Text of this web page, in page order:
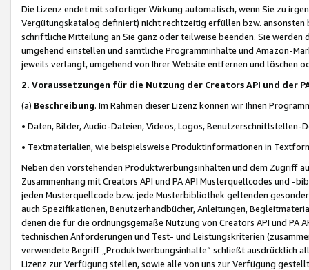
Die Lizenz endet mit sofortiger Wirkung automatisch, wenn Sie zu
Vergütungskatalog definiert) nicht rechtzeitig erfüllen bzw. ansonsten
schriftliche Mitteilung an Sie ganz oder teilweise beenden. Sie werden
umgehend einstellen und sämtliche Programminhalte und Amazon-
jeweils verlangt, umgehend von Ihrer Website entfernen und löschen
2. Voraussetzungen für die Nutzung der Creators API und der
(a) Beschreibung. Im Rahmen dieser Lizenz können wir Ihnen
• Daten, Bilder, Audio-Dateien, Videos, Logos, Benutzerschnittstellen-
• Textmaterialien, wie beispielsweise Produktinformationen in
Neben den vorstehenden Produktwerbungsinhalten und dem Zugriff
Zusammenhang mit Creators API und PA API Musterquellcodes und
jeden Musterquellcode bzw. jede Musterbibliothek geltenden
auch Spezifikationen, Benutzerhandbücher, Anleitungen,
denen die für die ordnungsgemäße Nutzung von Creators API und PA
technischen Anforderungen und Test- und Leistungskriterien
verwendete Begriff „Produktwerbungsinhalte“ schließt ausdrücklich
Lizenz zur Verfügung stellen, sowie alle von uns zur Verfügung